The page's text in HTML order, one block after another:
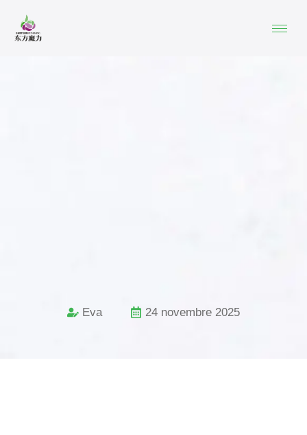
Eva 24 novembre 2025